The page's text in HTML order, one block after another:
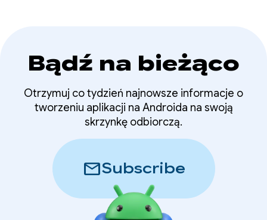
Bądź na bieżąco
Otrzymuj co tydzień najnowsze informacje o
tworzeniu aplikacji na Androida na swoją
skrzynkę odbiorczą.
mailSubscribe